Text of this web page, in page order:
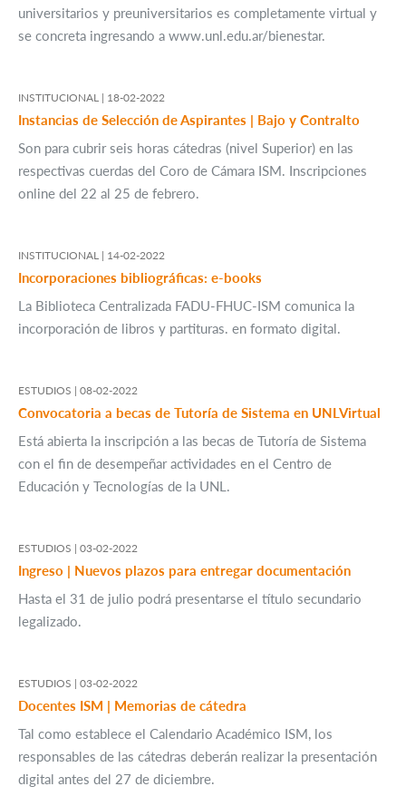
universitarios y preuniversitarios es completamente virtual y
se concreta ingresando a www.unl.edu.ar/bienestar.
INSTITUCIONAL | 18-02-2022
Instancias de Selección de Aspirantes | Bajo y Contralto
Son para cubrir seis horas cátedras (nivel Superior) en las
respectivas cuerdas del Coro de Cámara ISM. Inscripciones
online del 22 al 25 de febrero.
INSTITUCIONAL | 14-02-2022
Incorporaciones bibliográficas: e-books
La Biblioteca Centralizada FADU-FHUC-ISM comunica la
incorporación de libros y partituras. en formato digital.
ESTUDIOS | 08-02-2022
Convocatoria a becas de Tutoría de Sistema en UNLVirtual
Está abierta la inscripción a las becas de Tutoría de Sistema
con el fin de desempeñar actividades en el Centro de
Educación y Tecnologías de la UNL.
ESTUDIOS | 03-02-2022
Ingreso | Nuevos plazos para entregar documentación
Hasta el 31 de julio podrá presentarse el título secundario
legalizado.
ESTUDIOS | 03-02-2022
Docentes ISM | Memorias de cátedra
Tal como establece el Calendario Académico ISM, los
responsables de las cátedras deberán realizar la presentación
digital antes del 27 de diciembre.